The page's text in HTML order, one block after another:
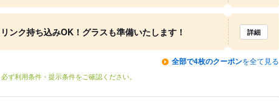
ンク持ち込みOK！グラスも準備いたします！ 詳細
全部で4枚のクーポンを全て見る
ず利用条件・提示条件をご確認ください。